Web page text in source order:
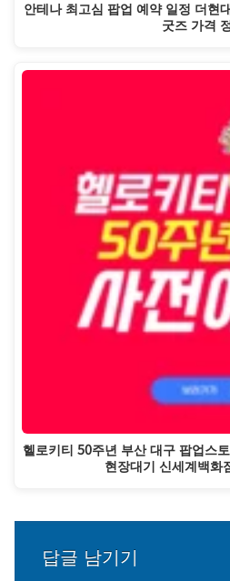
안테나 최고심 팝업 예약 일정 더현
굿즈 가격
헬로키티 50주년 부산 대구 팝업스
현장대기 신세계백
답글 남기기